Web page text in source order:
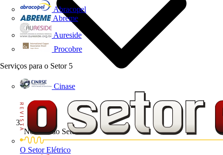
Abracopel
Abreme
Aureside
Procobre
Serviços para o Setor 5
Cinase
O Setor Elétrico
Notícias do Setor